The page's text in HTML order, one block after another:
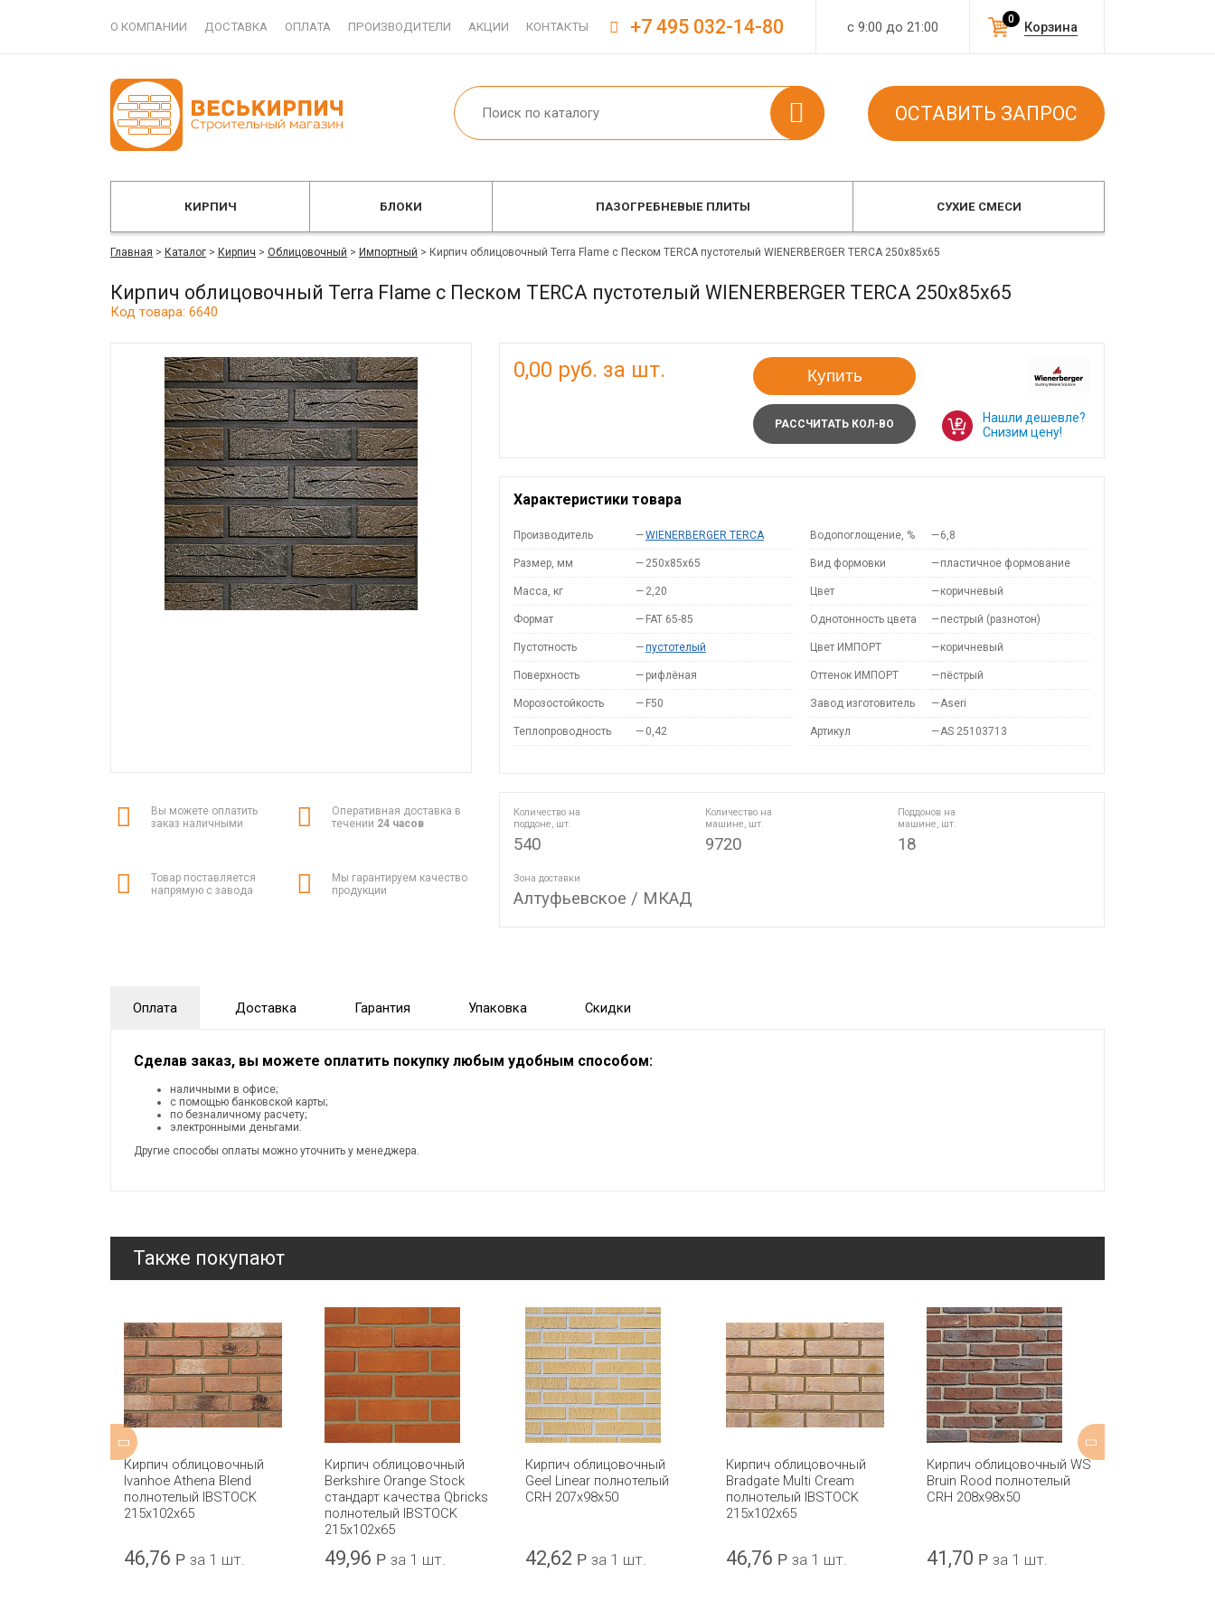
О КОМПАНИИ ДОСТАВКА ОПЛАТА ПРОИЗВОДИТЕЛИ АКЦИИ КОНТАКТЫ с 9:00 до 21:00 Корзина
0
+7 495 032-14-80
ОСТАВИТЬ ЗАПРОС
КИРПИЧ БЛОКИ ПАЗОГРЕБНЕВЫЕ ПЛИТЫ СУХИЕ СМЕСИ
Главная > Каталог > Кирпич > Облицовочный > Импортный > Кирпич облицовочный Terra Flame с Песком TERCA пустотелый WIENERBERGER TERCA 250x85x65
Кирпич облицовочный Terra Flame с Песком TERCA пустотелый WIENERBERGER TERCA 250x85x65
Код товара: 6640
Вы можете оплатить
заказ наличными
Оперативная доставка в
течении 24 часов
Товар поставляется
напрямую с завода
Мы гарантируем качество
продукции
0,00 руб. за шт. Купить
РАССЧИТАТЬ КОЛ-ВО
Нашли дешевле?
Снизим цену!
Характеристики товара
Производитель —WIENERBERGER TERCA
Размер, мм — 250x85x65
Масса, кг — 2,20
Формат — FAT 65-85
Пустотность —пустотелый
Поверхность — рифлёная
Морозостойкость — F50
Теплопроводность — 0,42
Водопоглощение, % —6,8
Вид формовки —пластичное формование
Цвет —коричневый
Однотонность цвета —пестрый (разнотон)
Цвет ИМПОРТ —коричневый
Оттенок ИМПОРТ —пёстрый
Завод изготовитель —Aseri
Артикул —AS 25103713
Количество на
поддоне, шт.
540
Количество на
машине, шт.
9720
Поддонов на
машине, шт.
18
Зона доставки
Алтуфьевское / МКАД
Оплата Доставка Гарантия Упаковка Скидки
Сделав заказ, вы можете оплатить покупку любым удобным способом:
наличными в офисе;
с помощью банковской карты;
по безналичному расчету;
электронными деньгами.
Другие способы оплаты можно уточнить у менеджера.
Также покупают
Кирпич облицовочный
Ivanhoe Athena Blend
полнотелый IBSTOCK
215x102x65
46,76 Р за 1 шт.
Кирпич облицовочный
Berkshire Orange Stock
стандарт качества Qbricks
полнотелый IBSTOCK
215x102x65
49,96 Р за 1 шт.
Кирпич облицовочный
Geel Linear полнотелый
CRH 207x98x50
42,62 Р за 1 шт.
Кирпич облицовочный
Bradgate Multi Cream
полнотелый IBSTOCK
215x102x65
46,76 Р за 1 шт.
Кирпич облицовочный WS
Bruin Rood полнотелый
CRH 208x98x50
41,70 Р за 1 шт.